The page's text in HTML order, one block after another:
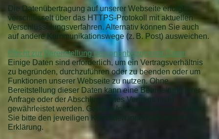
Die Datenübertragung auf unserer Webseite erfolgt
verschlüsselt über das HTTPS-Protokoll mit aktuellen
Verschlüsselungsverfahren. Alternativ können Sie auch
auf andere Kommunikationswege (z. B. Post) ausweichen.
Pflicht zur Bereitstellung personenbezogener Daten
Einige Daten sind erforderlich, um ein Vertragsverhältnis
zu begründen, durchzuführen oder zu beenden oder um
Funktionen unserer Webseite zu nutzen. Ohne
Bereitstellung dieser Daten kann eine Bearbeitung Ihrer
Anfrage oder der Abschluss eines Vertrags nicht
gewährleistet werden. Genaue Informationen entnehmen
Sie bitte den jeweiligen Kontexten innerhalb dieser
Erklärung.